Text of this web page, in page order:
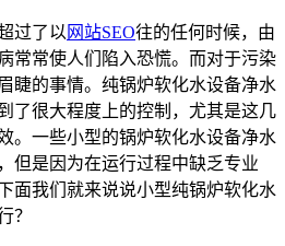
过了以 网站SEO往的任何时候，由
常常使人们陷入恐慌。而对于污染
睫的事情。纯锅炉软化水设备净水
了很大程度上的控制，尤其是这几
。一些小型的锅炉软化水设备净水
但是因为在运行过程中缺乏专业
面我们就来说说小型纯锅炉软化水
？